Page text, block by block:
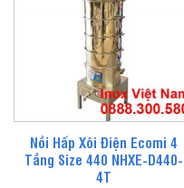
Nồi Hấp Xôi Điện Ecomi 4
Tầng Size 440 NHXE-D440-
4T